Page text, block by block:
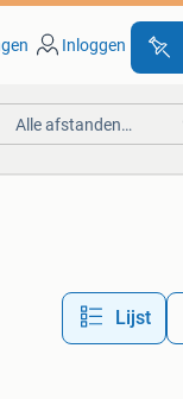
Inloggen
Alle afstanden…
Lijst